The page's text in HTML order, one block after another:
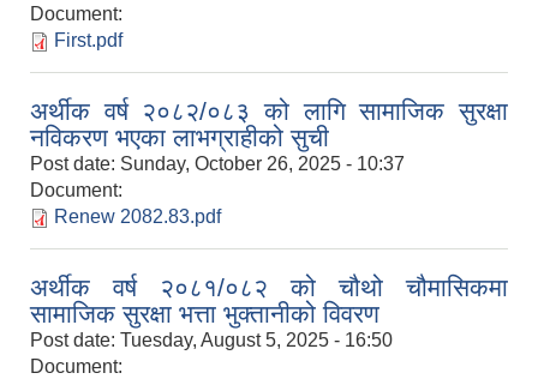
Document:
First.pdf
अर्थीक वर्ष २०८२/०८३ को लागि सामाजिक सुरक्षा
नविकरण भएका लाभग्राहीको सुची
Post date: Sunday, October 26, 2025 - 10:37
Document:
Renew 2082.83.pdf
अर्थीक वर्ष २०८१/०८२ को चौथो चौमासिकमा
सामाजिक सुरक्षा भत्ता भुक्तानीको विवरण
Post date: Tuesday, August 5, 2025 - 16:50
Document: